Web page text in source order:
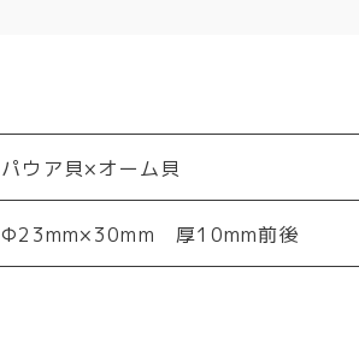
パウア貝×オーム貝
Φ23mm×30mm 厚10mm前後